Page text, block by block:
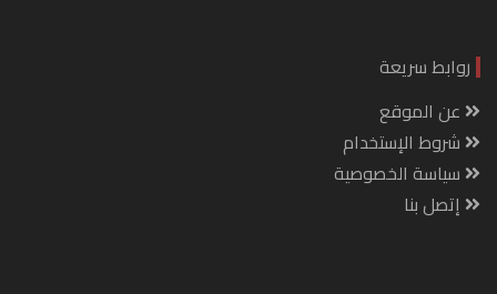
روابط سريعة
عن الموقع
شروط الإستخدام
سياسة الخصوصية
إتصل بنا